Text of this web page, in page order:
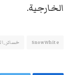
الخارجية.
SnowWhite